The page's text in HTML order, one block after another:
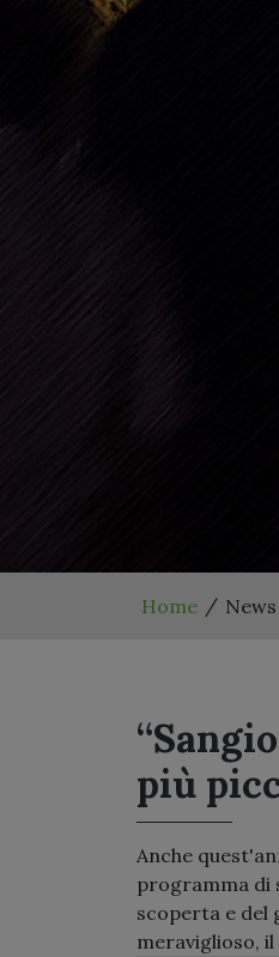
Home
più
Anche
programma di
scoperta e del
meraviglioso,